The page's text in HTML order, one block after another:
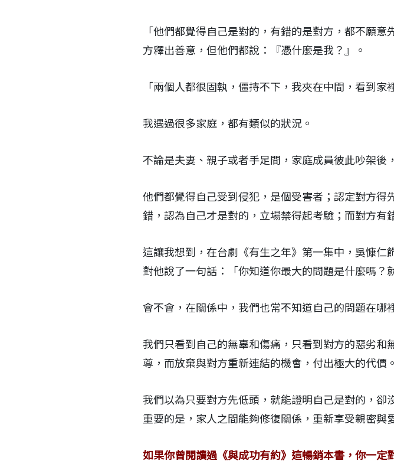
「他們都覺得自己是對的，有錯的是對方，都不願
方釋出善意，但他們都說：『憑什麼是我？』。
「兩個人都很固執，僵持不下，我夾在中間，看到家
我遇過很多家庭，都有類似的狀況。
不論是夫妻、親子或者手足間，家庭成員彼此吵架後
他們都覺得自己受到侵犯，是個受害者；認定對方
錯，認為自己才是對的，立場禁得起考驗；而對方有
這讓我想到，在台劇《有生之年》第一集中，吳慷
對他說了一句話：「你知道你最大的問題是什麼嗎？
會不會，在關係中，我們也常不知道自己的問題在哪
我們只看到自己的無辜和傷痛，只看到對方的惡劣
尊，而放棄與對方重新連結的機會，付出極大的代價。
我們以為只要對方先低頭，就能證明自己是對的，卻
重要的是，家人之間能夠修復關係，重新享受親密與
如果你曾閱讀過《與成功有約》這暢銷本書，你一定